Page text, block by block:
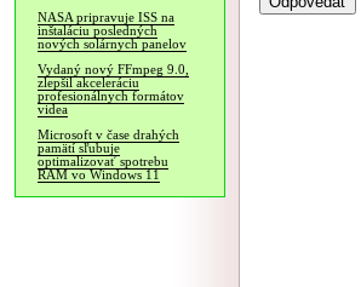
NASA pripravuje ISS na
inštaláciu posledných
nových solárnych panelov
Vydaný nový FFmpeg 9.0,
zlepšil akceleráciu
profesionálnych formátov
videa
Microsoft v čase drahých
pamätí sľubuje
optimalizovať spotrebu
RAM vo Windows 11